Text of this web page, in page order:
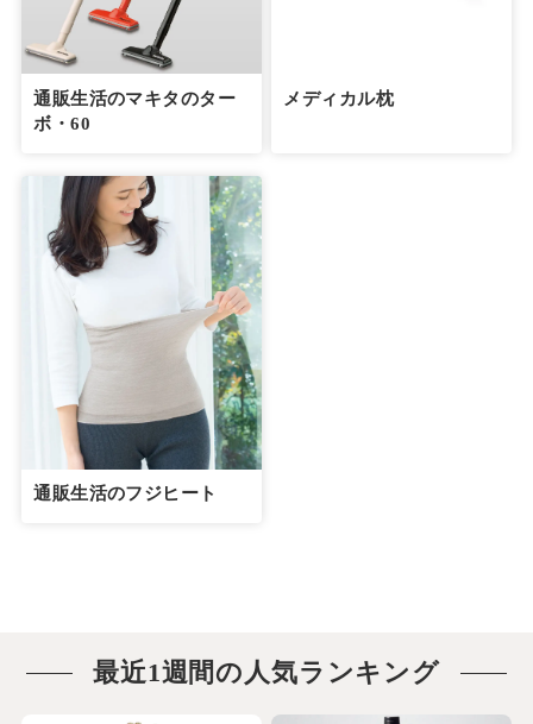
通販生活のマキタのター
ボ・60
メディカル枕
通販生活のフジヒート
最近1週間の人気ランキング